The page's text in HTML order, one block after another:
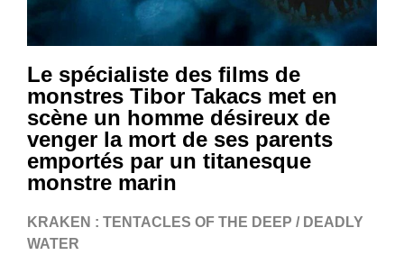
Le spécialiste des films de
monstres Tibor Takacs met en
scène un homme désireux de
venger la mort de ses parents
emportés par un titanesque
monstre marin
KRAKEN : TENTACLES OF THE DEEP / DEADLY
WATER